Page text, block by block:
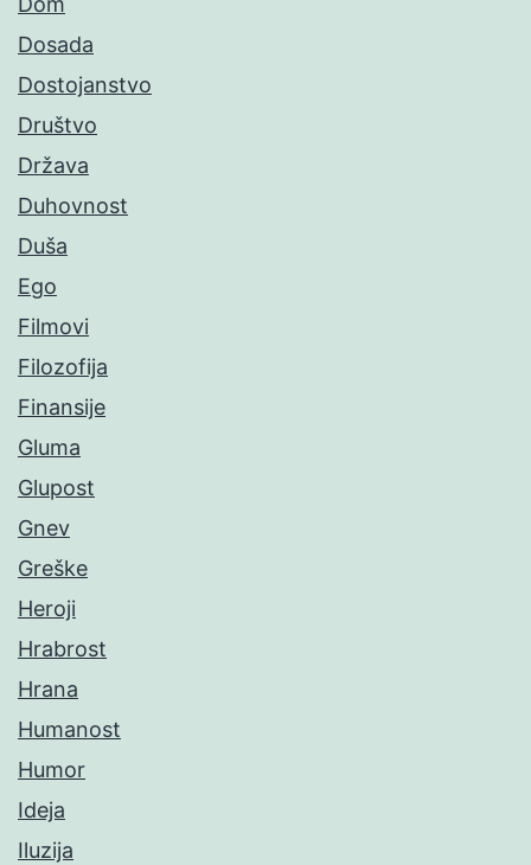
Dosada
Dostojanstvo
Društvo
Država
Duhovnost
Duša
Ego
Filmovi
Filozofija
Finansije
Gluma
Glupost
Gnev
Greške
Heroji
Hrabrost
Hrana
Humanost
Humor
Ideja
Iluzija